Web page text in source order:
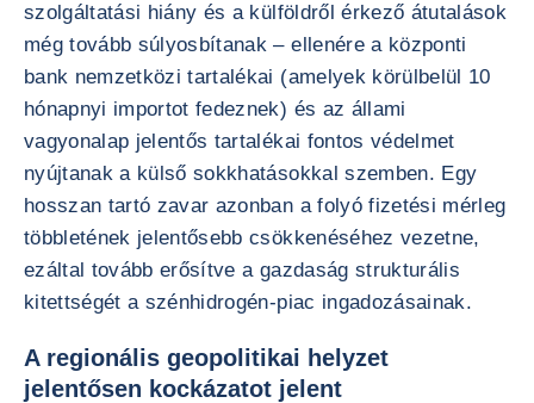
szolgáltatási hiány és a külföldről érkező átutalások
még tovább súlyosbítanak – ellenére a központi
bank nemzetközi tartalékai (amelyek körülbelül 10
hónapnyi importot fedeznek) és az állami
vagyonalap jelentős tartalékai fontos védelmet
nyújtanak a külső sokkhatásokkal szemben. Egy
hosszan tartó zavar azonban a folyó fizetési mérleg
többletének jelentősebb csökkenéséhez vezetne,
ezáltal tovább erősítve a gazdaság strukturális
kitettségét a szénhidrogén-piac ingadozásainak.
A regionális geopolitikai helyzet
jelentősen kockázatot jelent